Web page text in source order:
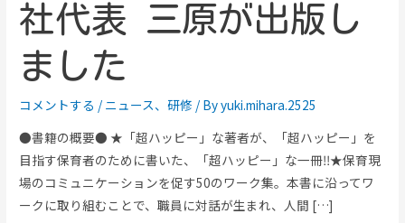
社代表 三原が出版し
ました
コメントする / ニュース、研修 / Byyuki.mihara.2525
●書籍の概要● ★「超ハッピー」な著者が、「超ハッピー」を
目指す保育者のために書いた、「超ハッピー」な一冊‼★保育現
場のコミュニケーションを促す50のワーク集。本書に沿ってワ
ークに取り組むことで、職員に対話が生まれ、人間 […]